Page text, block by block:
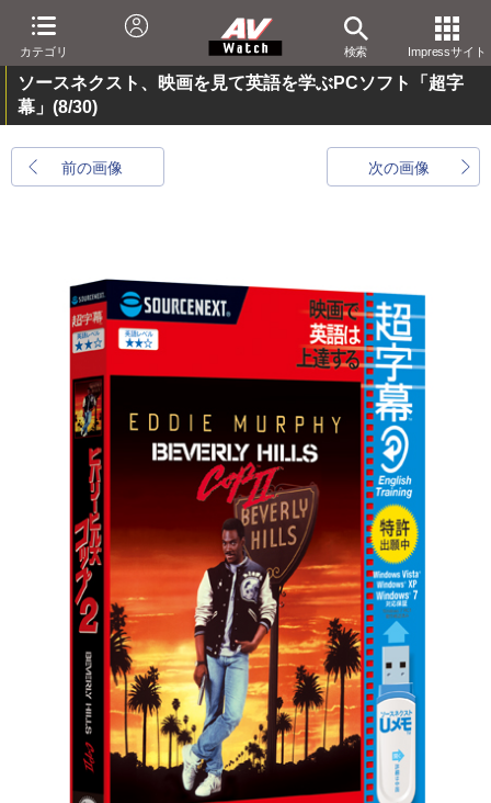
カテゴリ 検索 Impressサイト
ソースネクスト、映画を見て英語を学ぶPCソフト「超字
幕」 (8/30)
前の画像 次の画像